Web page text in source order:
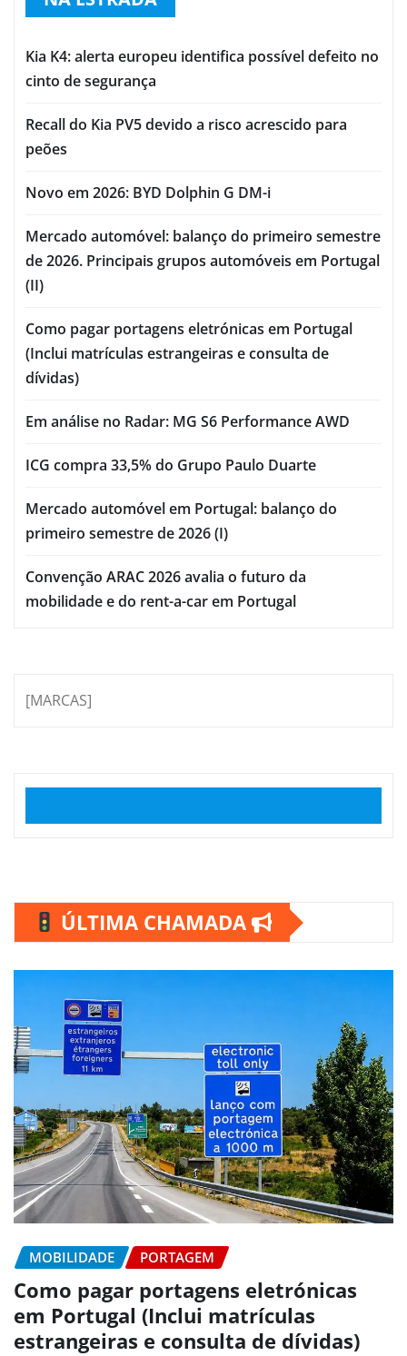
Kia K4: alerta europeu identifica possível defeito no
cinto de segurança
Recall do Kia PV5 devido a risco acrescido para
peões
Novo em 2026: BYD Dolphin G DM-i
Mercado automóvel: balanço do primeiro semestre
de 2026. Principais grupos automóveis em Portugal
(II)
Como pagar portagens eletrónicas em Portugal
(Inclui matrículas estrangeiras e consulta de
dívidas)
Em análise no Radar: MG S6 Performance AWD
ICG compra 33,5% do Grupo Paulo Duarte
Mercado automóvel em Portugal: balanço do
primeiro semestre de 2026 (I)
Convenção ARAC 2026 avalia o futuro da
mobilidade e do rent-a-car em Portugal
[MARCAS]
ÚLTIMA CHAMADA
MOBILIDADE PORTAGEM
Como pagar portagens eletrónicas
em Portugal (Inclui matrículas
estrangeiras e consulta de dívidas)